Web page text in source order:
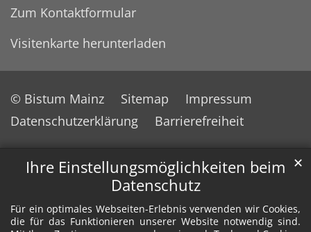
Ihre Einstellungsmöglichkeiten beim
Datenschutz
Für ein optimales Webseiten-Erlebnis verwenden wir Cookies,
die für das Funktionieren unserer Website notwendig sind.
✕
Zum Kontaktformular
Visitenkarte herunterladen
© Bistum Mainz Sitemap
Impressum
Datenschutzerklärung
Barrierefreiheit